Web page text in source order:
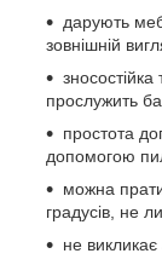
дарують
зовнішній
прослужить
простота
допомогою
можна
градусів, не
не викликає